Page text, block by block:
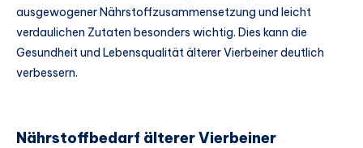
ausgewogener Nährstoffzusammensetzung und leicht
verdaulichen Zutaten besonders wichtig. Dies kann die
Gesundheit und Lebensqualität älterer Vierbeiner deutlich
verbessern.
Nährstoffbedarf älterer Vierbeiner